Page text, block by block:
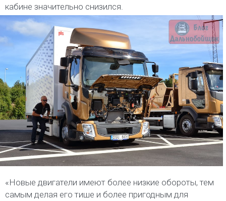
кабине значительно снизился.
«Новые двигатели имеют более низкие обороты, тем
самым делая его тише и более пригодным для